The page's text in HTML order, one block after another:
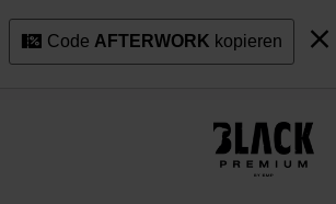
Code AFTERWORK kopieren